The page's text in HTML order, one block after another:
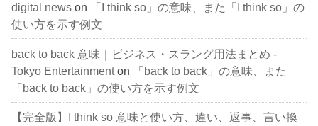
digital news on
「I think so」の意味、また「I think so」の
使い方を示す例文
back to back 意味｜ビジネス・スラング用法まとめ -
Tokyo Entertainmenton
「back to back」の意味、また
「back to back」の使い方を示す例文
【完全版】I think so 意味と使い方、違い、返事、言い換